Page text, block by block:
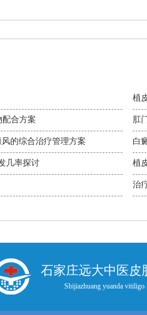
配合方案
的综合治疗管理方案
几率探讨
植
肛
白
植
治
石家庄远大中医皮
Shijiazhuang yuanda vitiligo